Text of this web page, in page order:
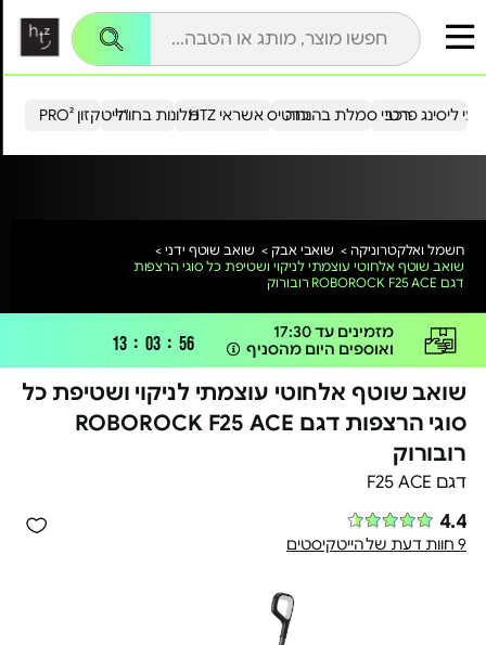
הייטקזון PRO²מלונות בחו"ל כרטיס אשראי HTZ ליסינג פרטירכבי סמלת בהנחה
חשמל ואלקטרוניקה > שואבי אבק > שואב שוטף ידני >
שואב שוטף אלחוטי עוצמתי לניקוי ושטיפת כל סוגי הרצפות
דגם ROBOROCK F25 ACE רובורוק
מזמינים עד 17:30
ואוספים היום מהסניף
13 : 03 : 56 1# הכי נמכר בשואב שוטף ידני
שואב שוטף אלחוטי עוצמתי לניקוי ושטיפת כל
סוגי הרצפות דגם ROBOROCK F25 ACE
רובורוק
דגם F25 ACE
4.4
9 חוות דעת של הייטקיסטים